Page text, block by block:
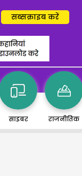
सब्सक्राइब करें
साइबर राजनीतिक